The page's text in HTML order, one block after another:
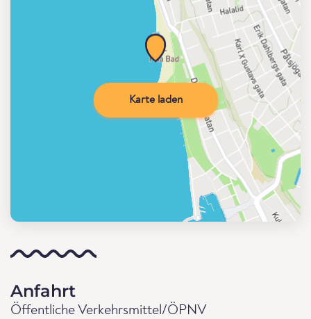
Karte laden
Anfahrt
Öffentliche Verkehrsmittel/ÖPNV